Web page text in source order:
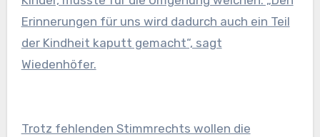
Erinnerungen für uns wird dadurch auch ein Teil
der Kindheit kaputt gemacht“, sagt
Wiedenhöfer.
Trotz fehlenden Stimmrechts wollen die